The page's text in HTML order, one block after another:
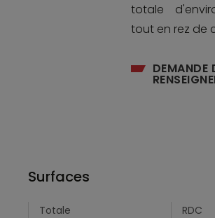
totale
tout en rez de
DEMANDE
Surfaces
Totale RDC